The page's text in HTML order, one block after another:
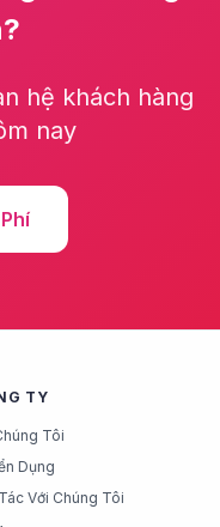
hệ khách hàng
nay
TY
Tôi
Dụng
Với Chúng Tôi